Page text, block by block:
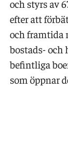
och styrs av
efter att
och framtida
bostads- och
befintliga
som öppnar